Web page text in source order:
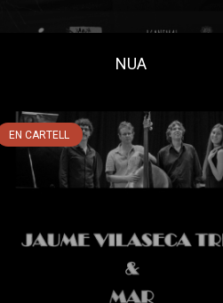
NUA
EN CARTELL